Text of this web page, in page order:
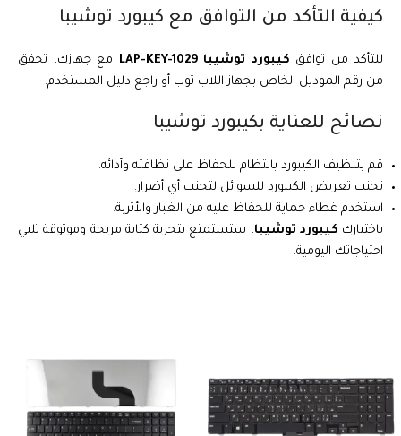
كيفية التأكد من التوافق مع كيبورد توشيبا
للتأكد من توافق كيبورد توشيبا LAP-KEY-1029
مع جهازك، تحقق
من رقم الموديل الخاص بجهاز اللاب توب أو راجع دليل المستخدم.
نصائح للعناية بكيبورد توشيبا
قم بتنظيف الكيبورد بانتظام للحفاظ على نظافته وأدائه.
تجنب تعريض الكيبورد للسوائل لتجنب أي أضرار.
استخدم غطاء حماية للحفاظ عليه من الغبار والأتربة.
باختيارك كيبورد توشيبا، ستستمتع بتجربة كتابة مريحة وموثوقة تلبي
احتياجاتك اليومية.